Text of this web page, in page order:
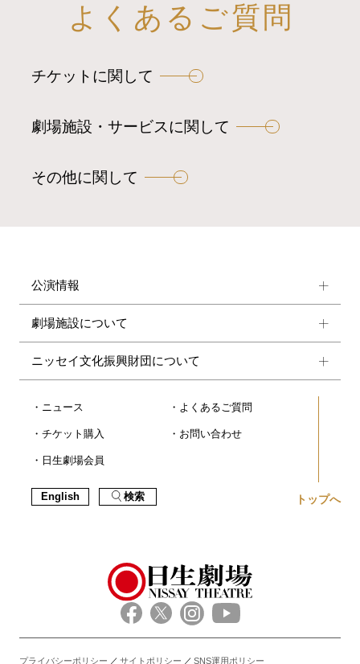
よくあるご質問
チケットに関して
劇場施設・サービスに関して
その他に関して
公演情報
劇場施設について
ニッセイ文化振興財団について
ニュース
チケット購入
日生劇場会員
よくあるご質問
お問い合わせ
English 検索 トップへ
プライバシーポリシー サイトポリシー SNS運用ポリシー